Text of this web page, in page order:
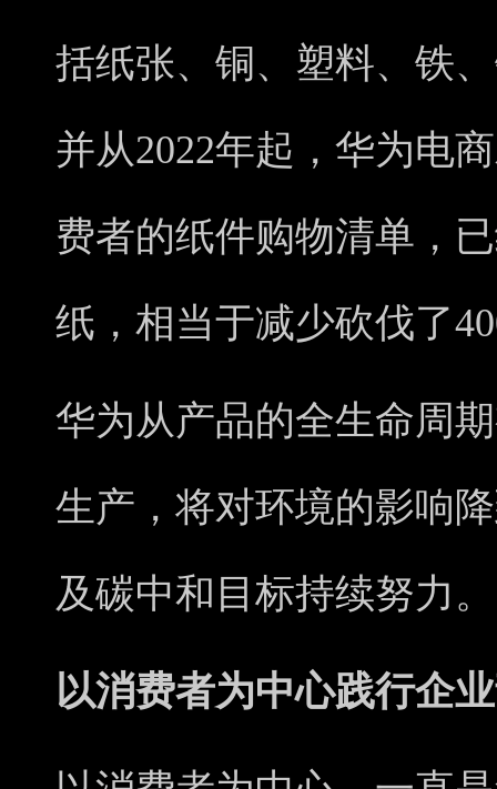
括纸张、铜、塑料、铁
并从2022年起，华为电
费者的纸件购物清单，
纸，相当于减少砍伐了
华为从产品的全生命周
生产，将对环境的影响
及碳中和目标持续努力。
以消费者为中心践行企